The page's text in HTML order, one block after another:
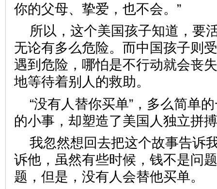
你的父母、挚爱，也不会。”
所以，这个美国孩子知道，要
无论有多么危险。而中国孩子则
遇到危险，哪怕是不行动就会丧
地等待着别人的救助。
“没有人替你买单”，多么简单
的小事，却塑造了美国人独立拼
我忽然想回去把这个故事告诉
诉他，虽然有些时候，钱不是问
题，但是，没有人会替他买单。